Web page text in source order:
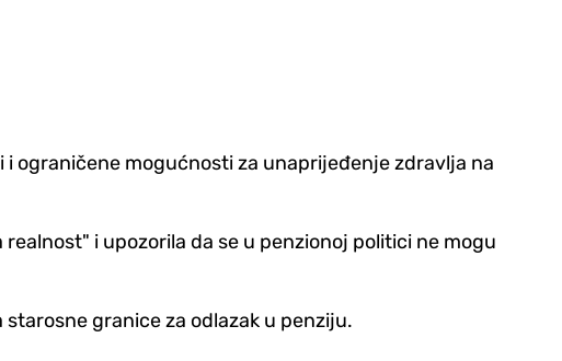
ograničene mogućnosti za unaprijeđenje zdravlja na
i upozorila da se u penzionoj politici ne mogu
granice za odlazak u penziju.